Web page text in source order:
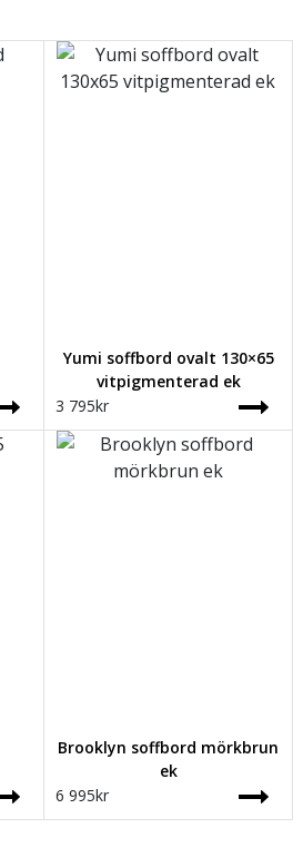
Yumi soffbord ovalt 130×65
vitpigmenterad ek
3 795kr
Brooklyn soffbord mörkbrun
ek
6 995kr